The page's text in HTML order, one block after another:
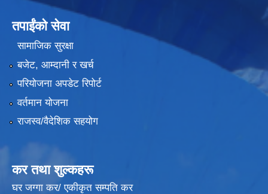
तपाईंको सेवा
सामाजिक सुरक्षा
बजेट, आम्दानी र खर्च
परियोजना अपडेट रिपोर्ट
वर्तमान योजना
राजस्व/वैदेशिक सहयोग
कर तथा शुल्कहरू
घर जग्गा कर/ एकीकृत सम्पति कर